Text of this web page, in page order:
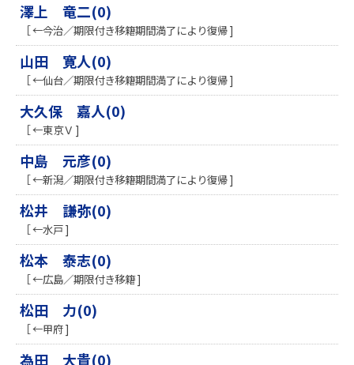
澤上 竜二(0)
［ ←今治／期限付き移籍期間満了により復帰 ]
山田 寛人(0)
［ ←仙台／期限付き移籍期間満了により復帰 ]
大久保 嘉人(0)
［ ←東京Ｖ ]
中島 元彦(0)
［ ←新潟／期限付き移籍期間満了により復帰 ]
松井 謙弥(0)
［ ←水戸 ]
松本 泰志(0)
［ ←広島／期限付き移籍 ]
松田 力(0)
［ ←甲府 ]
為田 大貴(0)